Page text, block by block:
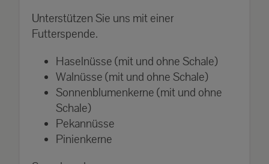
Unterstützen Sie uns mit einer
Futterspende.
Haselnüsse (mit und ohne Schale)
Walnüsse (mit und ohne Schale)
Sonnenblumenkerne (mit und ohne
Schale)
Pekannüsse
Pinienkerne